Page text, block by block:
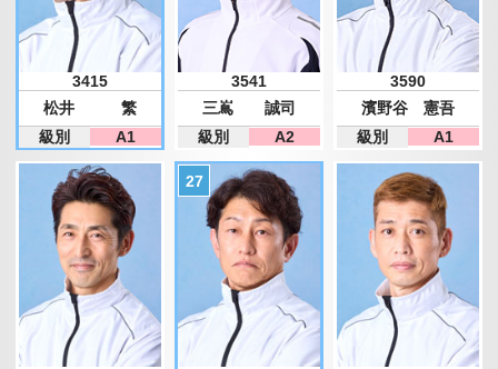
3415
松井 繁
級別
A1
3541
三嶌 誠司
級別
A2
3590
濱野谷 憲吾
級別
A1